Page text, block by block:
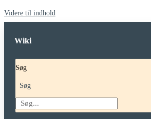
Videre til indhold
Wiki
Søg
Søg